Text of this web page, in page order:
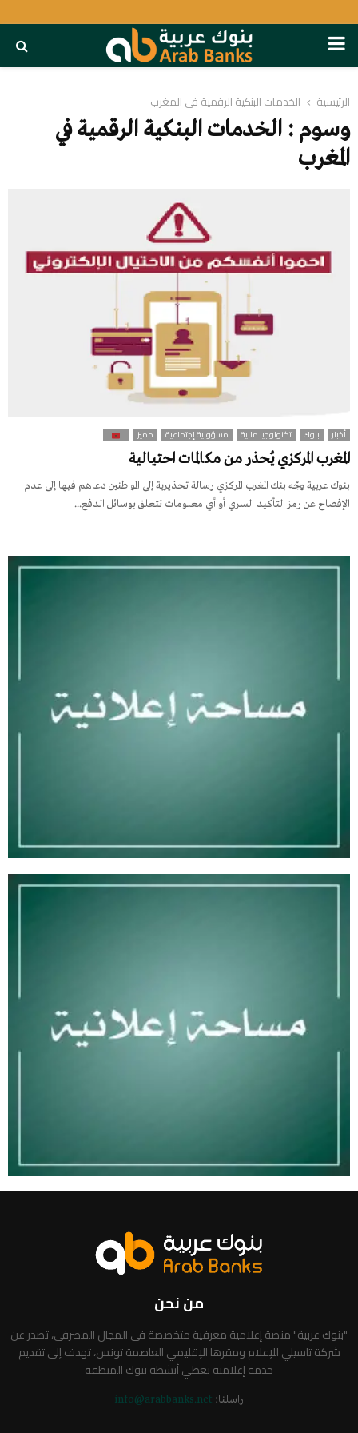
PRIMARY
MENU
الرئيسية الخدمات البنكية الرقمية في المغرب
وسوم : الخدمات البنكية الرقمية في
المغرب
أخبار بنوك تكنولوجيا مالية مسؤولية إجتماعية مميز
المغرب المركزي يُحذر من مكالمات احتيالية
بنوك عربية وجّه بنك المغرب المركزي رسالة تحذيرية إلى المواطنين دعاهم فيها إلى عدم
الإفصاح عن رمز التأكيد السري أو أي معلومات تتعلق بوسائل الدفع...
من نحن
"بنوك عربية" منصة إعلامية معرفية متخصصة في المجال المصرفي، تصدر عن
شركة تاسيلي للإعلام ومقرها الإقليمي العاصمة تونس، تهدف إلى تقديم
خدمة إعلامية تغطي أنشطة بنوك المنطقة
راسلنا: info@arabbanks.net